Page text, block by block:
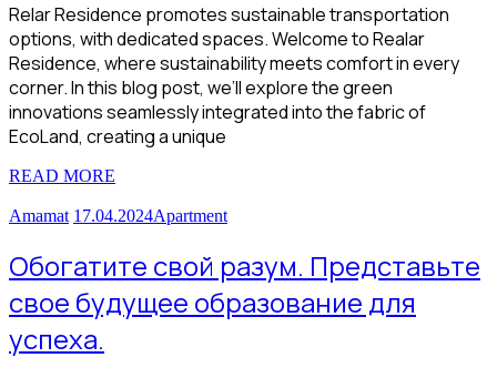
Relar Residence promotes sustainable transportation
options, with dedicated spaces. Welcome to Realar
Residence, where sustainability meets comfort in every
corner. In this blog post, we’ll explore the green
innovations seamlessly integrated into the fabric of
EcoLand, creating a unique
READ MORE
Amamat 17.04.2024Apartment
Обогатите свой разум. Представьте
свое будущее образование для
успеха.